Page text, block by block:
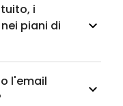
i
piani di
l'email